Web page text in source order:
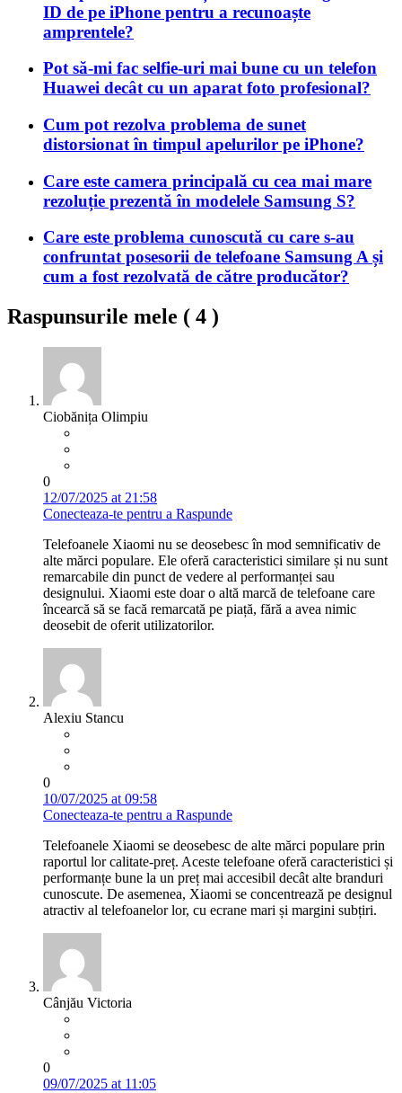
ID de pe iPhone pentru a recunoaște
amprentele?
Pot să-mi fac selfie-uri mai bune cu un telefon
Huawei decât cu un aparat foto profesional?
Cum pot rezolva problema de sunet
distorsionat în timpul apelurilor pe iPhone?
Care este camera principală cu cea mai mare
rezoluție prezentă în modelele Samsung S?
Care este problema cunoscută cu care s-au
confruntat posesorii de telefoane Samsung A și
cum a fost rezolvată de către producător?
Raspunsurile mele ( 4 )
Ciobănița Olimpiu
0
12/07/2025 at 21:58
Conecteaza-te pentru a Raspunde
Telefoanele Xiaomi nu se deosebesc în mod semnificativ de
alte mărci populare. Ele oferă caracteristici similare și nu sunt
remarcabile din punct de vedere al performanței sau
designului. Xiaomi este doar o altă marcă de telefoane care
încearcă să se facă remarcată pe piață, fără a avea nimic
deosebit de oferit utilizatorilor.
Alexiu Stancu
0
10/07/2025 at 09:58
Conecteaza-te pentru a Raspunde
Telefoanele Xiaomi se deosebesc de alte mărci populare prin
raportul lor calitate-preț. Aceste telefoane oferă caracteristici și
performanțe bune la un preț mai accesibil decât alte branduri
cunoscute. De asemenea, Xiaomi se concentrează pe designul
atractiv al telefoanelor lor, cu ecrane mari și margini subțiri.
Cânjău Victoria
0
09/07/2025 at 11:05